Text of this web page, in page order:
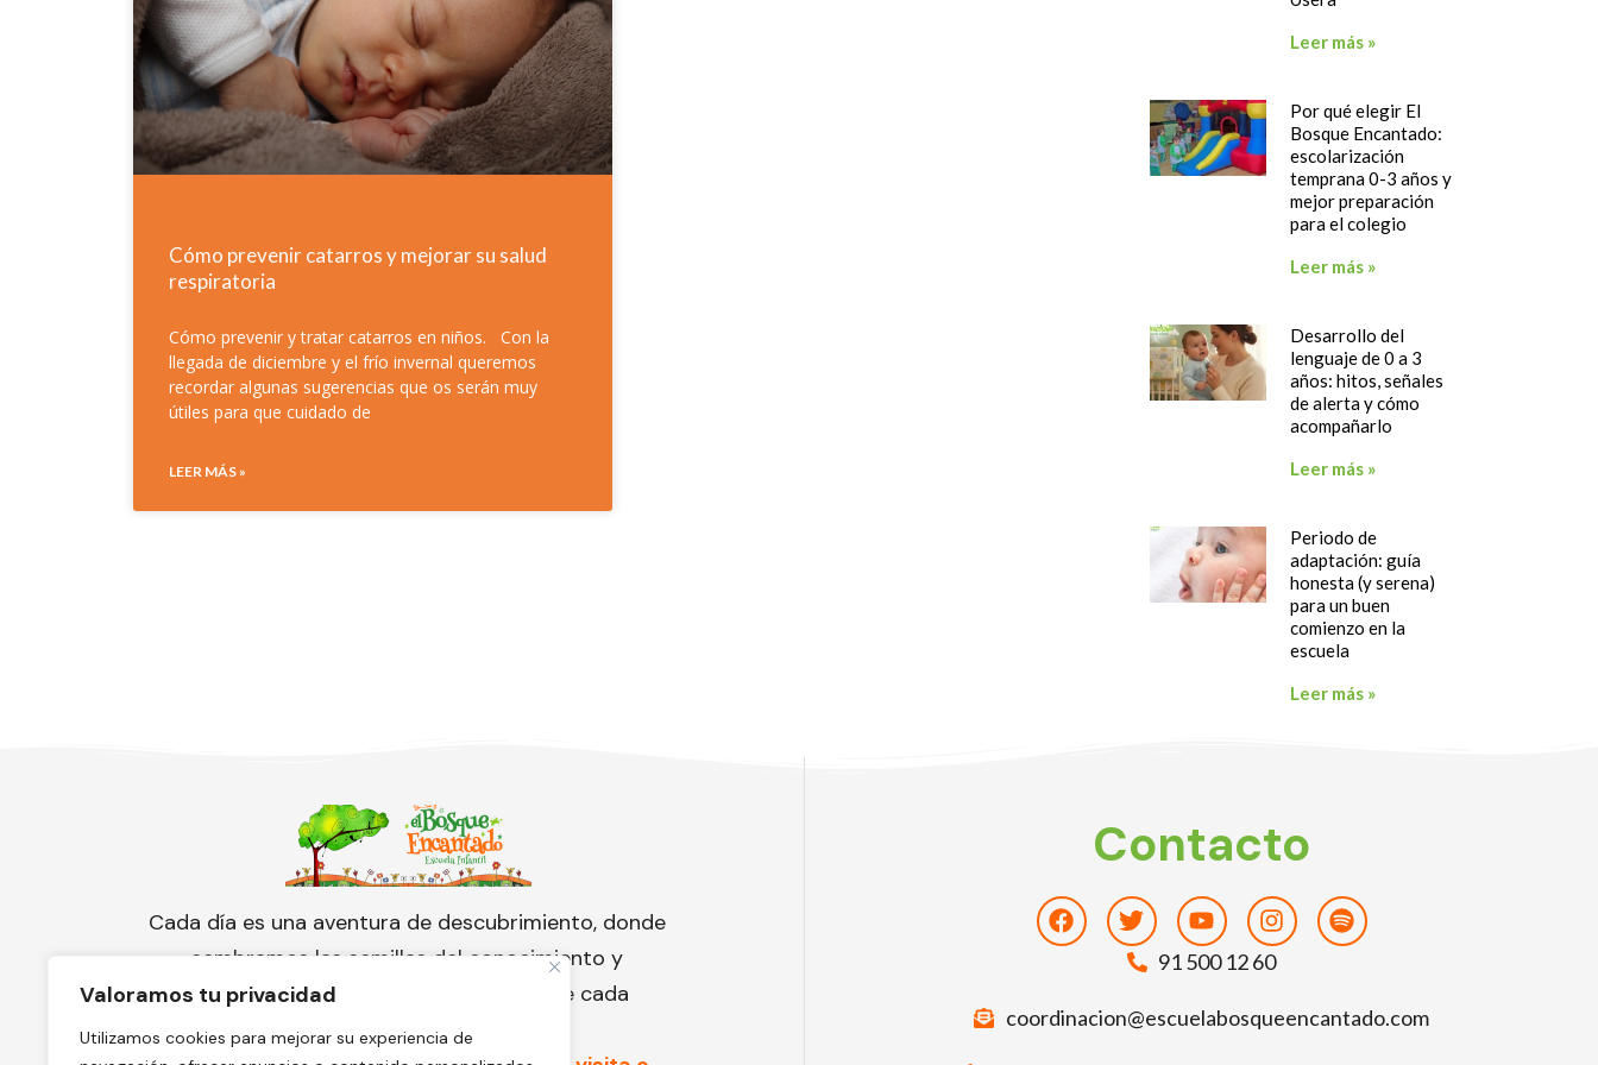
Valoramos tu privacidad
Utilizamos cookies para mejorar su experiencia de
Cómo prevenir catarros y mejorar su salud
respiratoria
Cómo prevenir y tratar catarros en niños. Con la
llegada de diciembre y el frío invernal queremos
recordar algunas sugerencias que os serán muy
útiles para que cuidado de
LEER MÁS »
Leer más »
Por qué elegir El
Bosque Encantado:
escolarización
temprana 0-3 años y
mejor preparación
para el colegio
Leer más »
Desarrollo del
lenguaje de 0 a 3
años: hitos, señales
de alerta y cómo
acompañarlo
Leer más »
Periodo de
adaptación: guía
honesta (y serena)
para un buen
comienzo en la
escuela
Leer más »
Cada día es una aventura de descubrimiento, donde
sembramos las semillas del conocimiento y
cuidamos con amor el florecimiento de cada
pequeño corazón.
Contacto
FacebookTwitterYoutubeInstagramSpotify
91 500 12 60
coordinacion@escuelabosqueencantado.com